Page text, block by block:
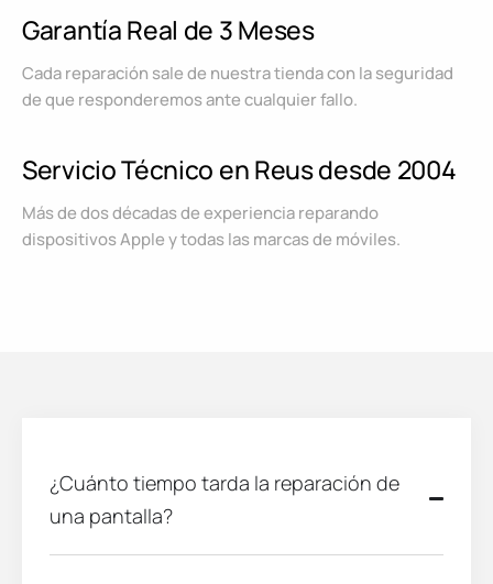
Garantía Real de 3 Meses
Cada reparación sale de nuestra tienda con la seguridad
de que responderemos ante cualquier fallo.
Servicio Técnico en Reus desde 2004
Más de dos décadas de experiencia reparando
dispositivos Apple y todas las marcas de móviles.
¿Cuánto tiempo tarda la reparación de
una pantalla?